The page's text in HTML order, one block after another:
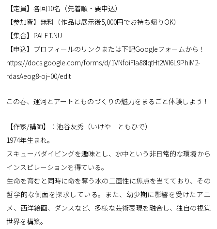
【定員】各回10名（先着順・要申込）
【参加費】無料（作品は展示後5,000円でお持ち帰りOK）
【集合】PALET.NU
【申込】プロフィールのリンクまたは下記Googleフォームから！
https://docs.google.com/forms/d/1VNfoiFIa88IqtHt2Wl6L9PhiM2-
rdasAeog8-oj–00/edit
この春、運河とアートとものづくりの魅力をまるごと体験しよう！
【作家/講師】：池谷友秀（いけや ともひで）
1974年生まれ。
スキューバダイビングを趣味とし、水中という非日常的な環境から
インスピレーションを得ている。
生命を育むと同時に命を奪う水の二面性に焦点を当てており、その
哲学的な側面を探求している。また、幼少期に影響を受けたアニ
メ、西洋絵画、ダンスなど、多様な芸術表現を融合し、独自の視覚
世界を構築。